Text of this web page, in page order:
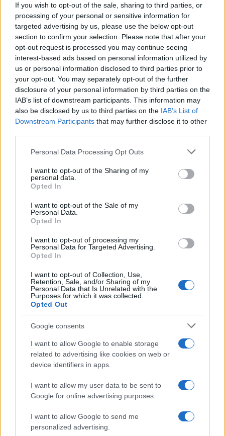
If you wish to opt-out of the sale, sharing to third parties, or
processing of your personal or sensitive information for
targeted advertising by us, please use the below opt-out
section to confirm your selection. Please note that after your
opt-out request is processed you may continue seeing
interest-based ads based on personal information utilized by
us or personal information disclosed to third parties prior to
your opt-out. You may separately opt-out of the further
disclosure of your personal information by third parties on the
IAB’s list of downstream participants. This information may
also be disclosed by us to third parties on the IAB’s List of
Downstream Participants that may further disclose it to other
Please note that this website/app uses one or more Google
not limited to your visit or usage behaviour. You may click to
grant or deny consent to Google and its third-party tags to
use your data for below specified purposes in below Google
consent section.
Personal Data Processing Opt Outs
I want to opt-out of the Sharing of my
personal data.
Opted In
I want to opt-out of the Sale of my
Personal Data.
Opted In
I want to opt-out of processing my
Personal Data for Targeted Advertising.
Opted In
I want to opt-out of Collection, Use,
Retention, Sale, and/or Sharing of my
Personal Data that Is Unrelated with the
Purposes for which it was collected.
Opted Out
Google consents
I want to allow Google to enable storage
related to advertising like cookies on web or
device identifiers in apps.
I want to allow my user data to be sent to
Google for online advertising purposes.
I want to allow Google to send me
personalized advertising.
F
a
ce
b
o
o
k
T
w
it
te
r
Pi
n
te
re
st
W
h
at
s
A
p
p
S
h
a
re
Articolo precedente
Prossimo articolo
NOTIZIE RECENTI
“Sul filo del discorso”: sold out ad Olbia per il
La Maddalena, festa per i 30 anni del Diving
center di Tegge
Esce di strada con l’auto ad Arzachena: ferito il
conducente
Turiste si perdono a Tavolara: salvate dai vigili
del fuoco
Meteo Olbia 6 agosto, migliora il tempo in
Gallura
Incidente Olbia, poliziotto in vacanza salva 6
persone: due bimbi tra i feriti
Red Valley Festival, musica no-stop a Olbia fino
alle 5